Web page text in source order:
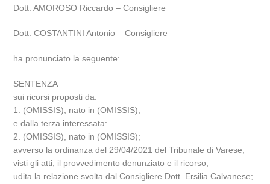
Dott. AMOROSO Riccardo – Consigliere
Dott. COSTANTINI Antonio – Consigliere
ha pronunciato la seguente:
SENTENZA
sui ricorsi proposti da:
1. (OMISSIS), nato in (OMISSIS);
e dalla terza interessata:
2. (OMISSIS), nato in (OMISSIS);
avverso la ordinanza del 29/04/2021 del Tribunale di Varese;
visti gli atti, il provvedimento denunziato e il ricorso;
udita la relazione svolta dal Consigliere Dott. Ersilia Calvanese;